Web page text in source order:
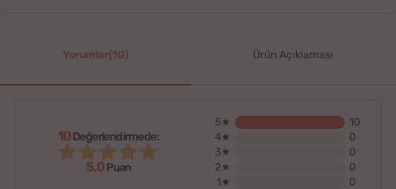
Yorumlar(10) Ürün Açıklaması
10Değerlendirmede:
5,0Puan
5★
10
4★
0
3★
0
2★
0
1★
0